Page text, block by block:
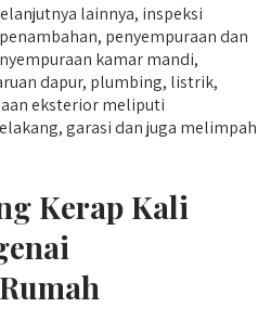
lainnya, inspeksi
penyempuraan dan
kamar mandi,
dapur, plumbing, listrik,
eksterior meliputi
garasi dan juga melimpah
Kerap Kali